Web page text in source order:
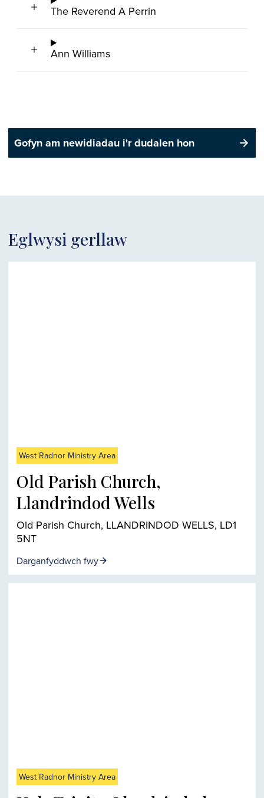
The Reverend A Perrin
Ann Williams
Gofyn am newidiadau i'r dudalen hon
Eglwysi gerllaw
West Radnor Ministry Area
Old Parish Church,
Llandrindod Wells
Old Parish Church, LLANDRINDOD WELLS, LD1
5NT
Darganfyddwch fwy
West Radnor Ministry Area